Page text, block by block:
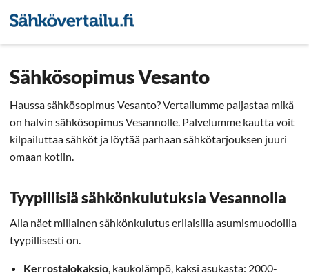
Sähkösopimus Vesanto
Haussa sähkösopimus Vesanto? Vertailumme paljastaa mikä
on halvin sähkösopimus Vesannolle. Palvelumme kautta voit
kilpailuttaa sähköt ja löytää parhaan sähkötarjouksen juuri
omaan kotiin.
Tyypillisiä sähkönkulutuksia Vesannolla
Alla näet millainen sähkönkulutus erilaisilla asumismuodoilla
tyypillisesti on.
Kerrostalokaksio, kaukolämpö, kaksi asukasta: 2000-